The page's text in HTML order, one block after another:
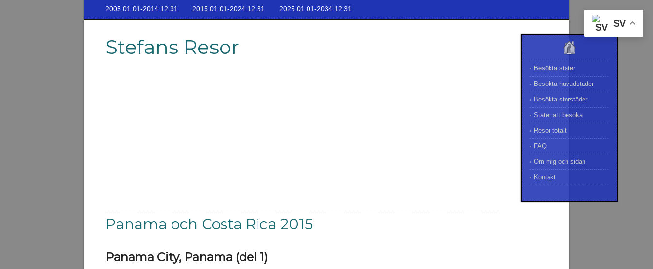
2005.01.01-2014.12.31 2015.01.01-2024.12.31 2025.01.01-2034.12.31
Stefans Resor
Besökta stater
Besökta huvudstäder
Besökta storstäder
Stater att besöka
Resor totalt
FAQ
Om mig och sidan
Kontakt
Panama och Costa Rica 2015
Panama City, Panama (del 1)
SV